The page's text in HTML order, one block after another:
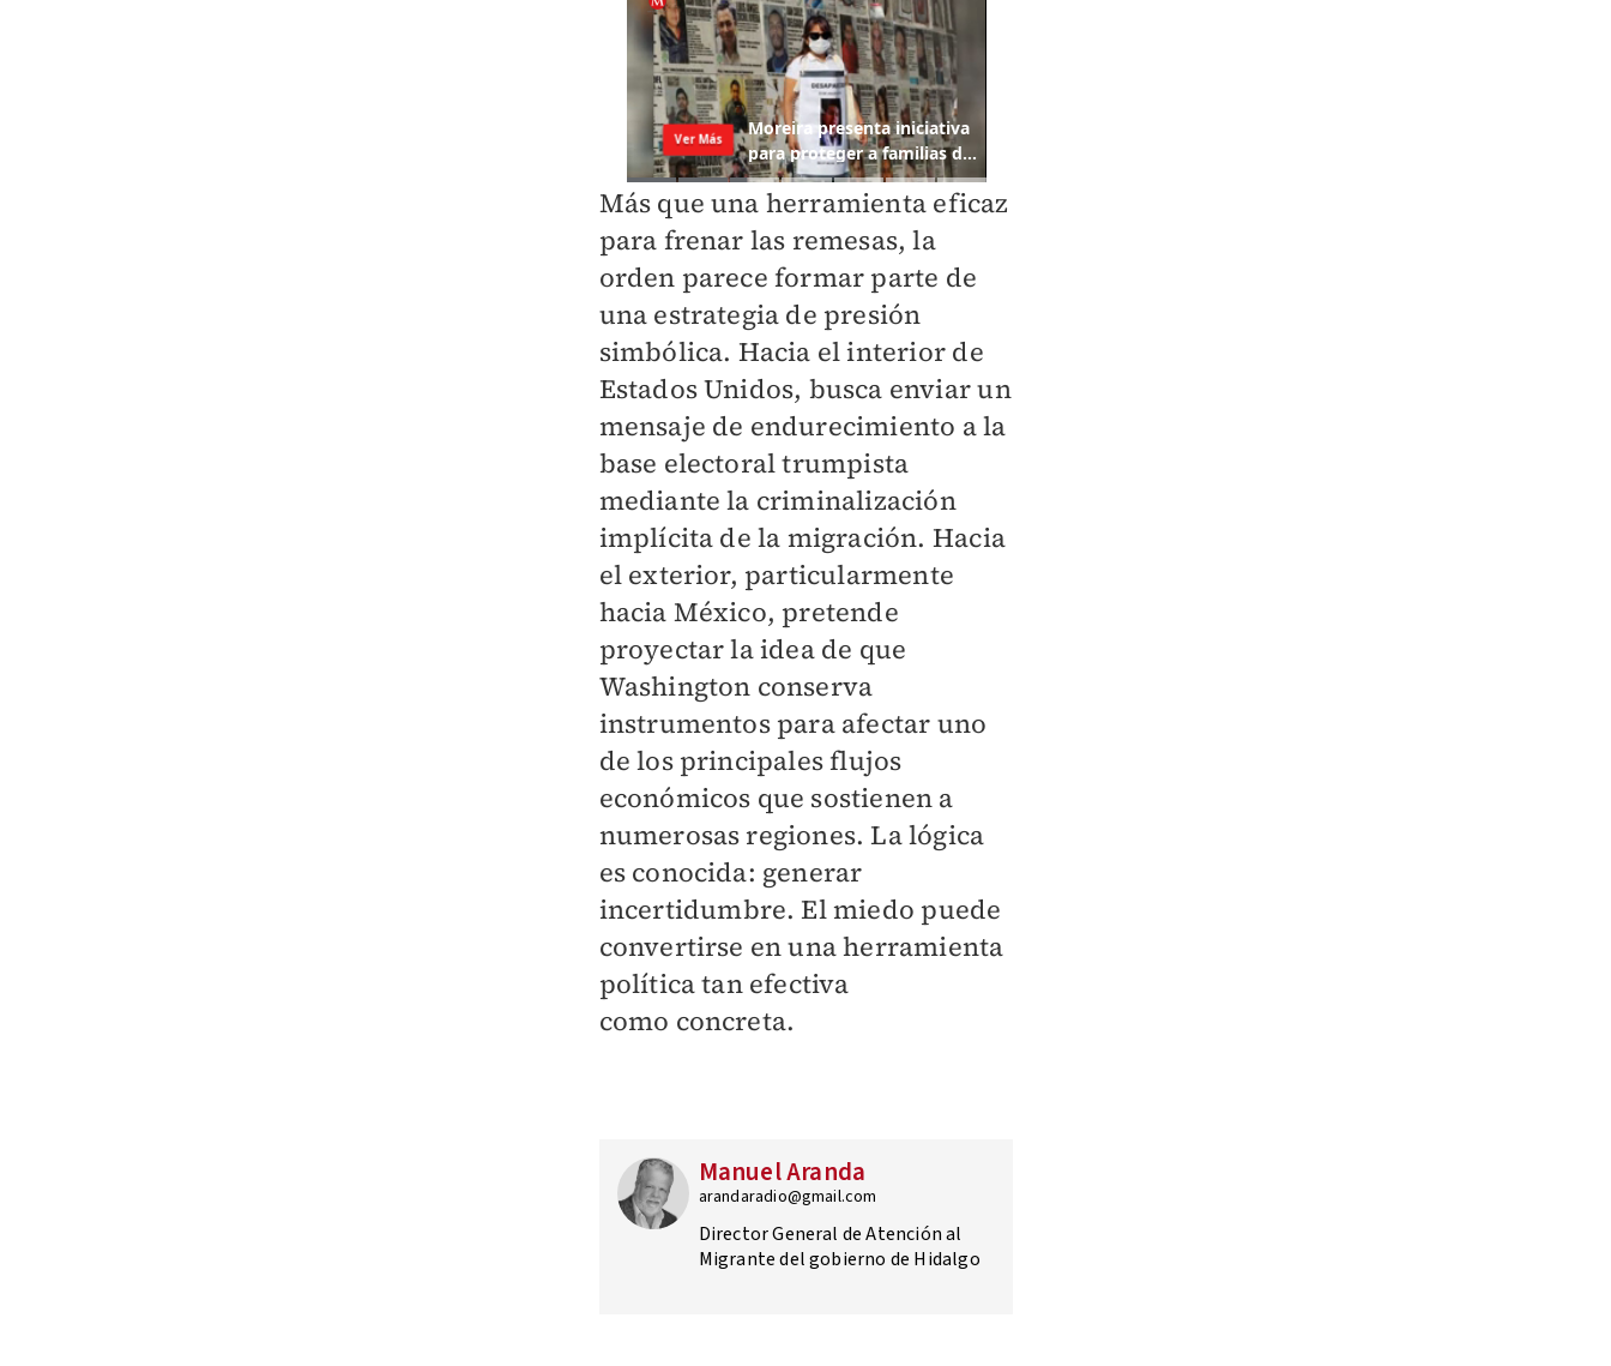
Más que una herramienta eficaz
para frenar las remesas, la
orden parece formar parte de
una estrategia de presión
simbólica. Hacia el interior de
Estados Unidos, busca enviar un
mensaje de endurecimiento a la
base electoral trumpista
mediante la criminalización
implícita de la migración. Hacia
el exterior, particularmente
hacia México, pretende
proyectar la idea de que
Washington conserva
instrumentos para afectar uno
de los principales flujos
económicos que sostienen a
numerosas regiones. La lógica
es conocida: generar
incertidumbre. El miedo puede
convertirse en una herramienta
política tan efectiva
como concreta.
Manuel Aranda
arandaradio@gmail.com
Director General de Atención al
Migrante del gobierno de Hidalgo